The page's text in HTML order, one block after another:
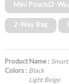
Mini Pouch(2-
2-Way Bag
Product Name :
Colors : Black
Light Beige